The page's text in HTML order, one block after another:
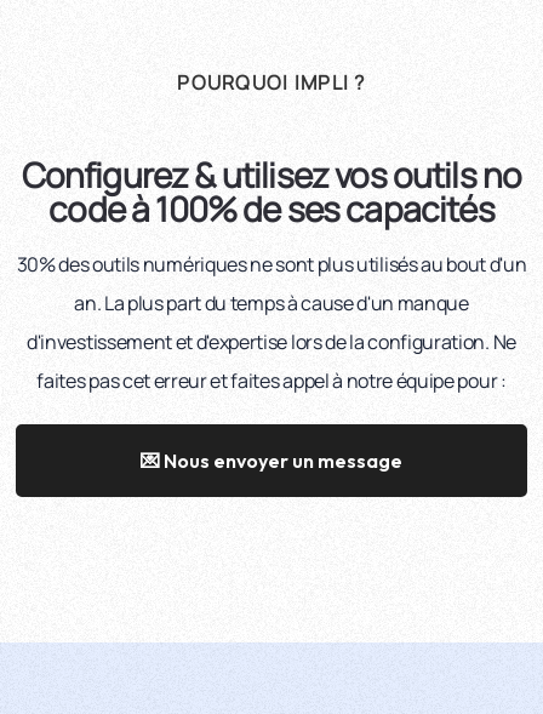
POURQUOI IMPLI ?
Configurez & utilisez vos outils no
code à 100% de ses capacités
30% des outils numériques ne sont plus utilisés au bout d'un
an. La plus part du temps à cause d'un manque
d'investissement et d'expertise lors de la configuration. Ne
faites pas cet erreur et faites appel à notre équipe pour :
💌 Nous envoyer un message